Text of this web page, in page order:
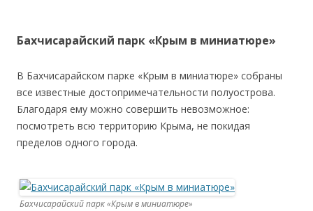
Бахчисарайский парк «Крым в миниатюре»
В Бахчисарайском парке «Крым в миниатюре» собраны
все известные достопримечательности полуострова.
Благодаря ему можно совершить невозможное:
посмотреть всю территорию Крыма, не покидая
пределов одного города.
Бахчисарайский парк «Крым в миниатюре»